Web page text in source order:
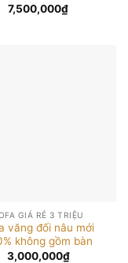
7,500,000₫
GIÁ RẺ 3 TRIỆU
văng đối nâu mới
không gồm bàn
3,000,000₫